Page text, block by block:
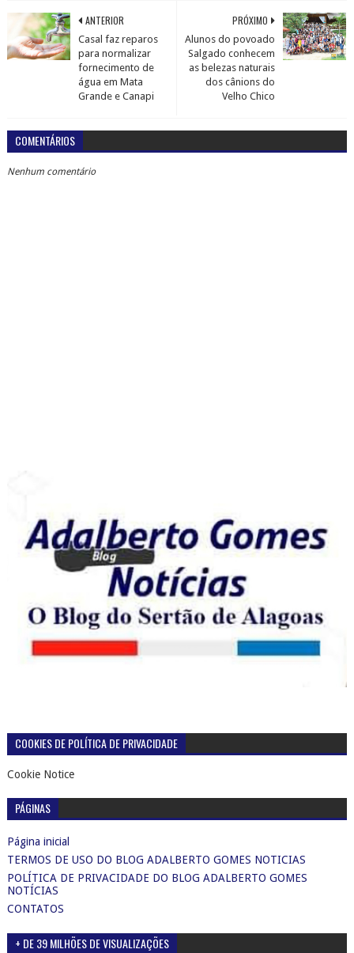
PRÓXIMO
Alunos do povoado
Salgado conhecem
as belezas naturais
dos cânions do
Velho Chico
ANTERIOR
Casal faz reparos
para normalizar
fornecimento de
água em Mata
Grande e Canapi
COMENTÁRIOS
Nenhum comentário
COOKIES DE POLÍTICA DE PRIVACIDADE
Cookie Notice
PÁGINAS
Página inicial
TERMOS DE USO DO BLOG ADALBERTO GOMES NOTICIAS
POLÍTICA DE PRIVACIDADE DO BLOG ADALBERTO GOMES
NOTÍCIAS
CONTATOS
+ DE 39 MILHÕES DE VISUALIZAÇÕES